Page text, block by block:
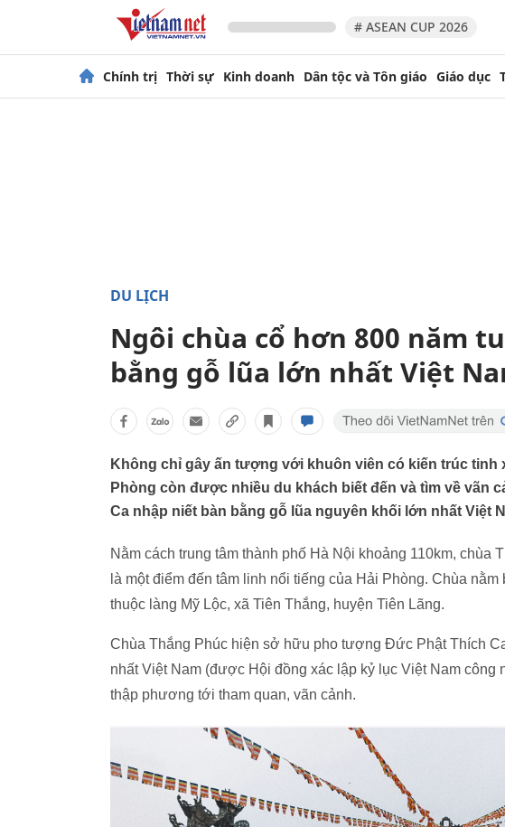
# ASEAN CUP 2026
Chính trị Thời sự Kinh doanh Dân tộc và Tôn giáo Giáo dục
DU LỊCH
Ngôi chùa cổ hơn 800 năm
bằng gỗ lũa lớn nhất Việt
Không chỉ gây ấn tượng với khuôn viên có kiến trúc tinh
Phòng còn được nhiều du khách biết đến và tìm về vãn
Ca nhập niết bàn bằng gỗ lũa nguyên khối lớn nhất Việt
Nằm cách trung tâm thành phố Hà Nội khoảng 110km, chùa
là một điểm đến tâm linh nổi tiếng của Hải Phòng. Chùa
thuộc làng Mỹ Lộc, xã Tiên Thắng, huyện Tiên Lãng.
Chùa Thắng Phúc hiện sở hữu pho tượng Đức Phật Thích
nhất Việt Nam (được Hội đồng xác lập kỷ lục Việt Nam công
thập phương tới tham quan, vãn cảnh.